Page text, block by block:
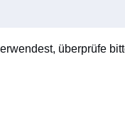
überprüfe